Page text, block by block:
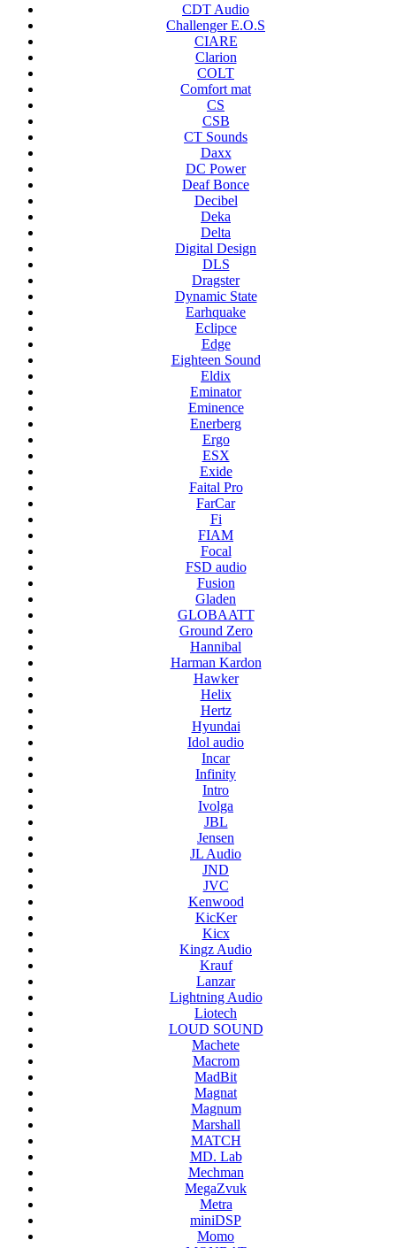
CDT Audio
Challenger E.O.S
CIARE
Clarion
COLT
Comfort mat
CS
CSB
CT Sounds
Daxx
DC Power
Deaf Bonce
Decibel
Deka
Delta
Digital Design
DLS
Dragster
Dynamic State
Earhquake
Eclipce
Edge
Eighteen Sound
Eldix
Eminator
Eminence
Enerberg
Ergo
ESX
Exide
Faital Pro
FarCar
Fi
FIAM
Focal
FSD audio
Fusion
Gladen
GLOBAATT
Ground Zero
Hannibal
Harman Kardon
Hawker
Helix
Hertz
Hyundai
Idol audio
Incar
Infinity
Intro
Ivolga
JBL
Jensen
JL Audio
JND
JVC
Kenwood
KicKer
Kicx
Kingz Audio
Krauf
Lanzar
Lightning Audio
Liotech
LOUD SOUND
Machete
Macrom
MadBit
Magnat
Magnum
Marshall
MATCH
MD. Lab
Mechman
MegaZvuk
Metra
miniDSP
Momo